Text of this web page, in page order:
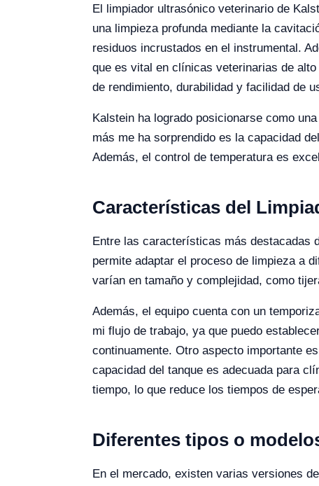
El limpiador ultrasónico veterinario de
una limpieza profunda mediante la
residuos incrustados en el instrumental.
que es vital en clínicas veterinarias de
de rendimiento, durabilidad y facilidad de
Kalstein ha logrado posicionarse como
más me ha sorprendido es la capacidad
Además, el control de temperatura es
Características del
Entre las características más destacadas
permite adaptar el proceso de limpieza a
varían en tamaño y complejidad, como
Además, el equipo cuenta con un
mi flujo de trabajo, ya que puedo
continuamente. Otro aspecto importante
capacidad del tanque es adecuada para
tiempo, lo que reduce los tiempos de
Diferentes tipos o
En el mercado, existen varias versiones